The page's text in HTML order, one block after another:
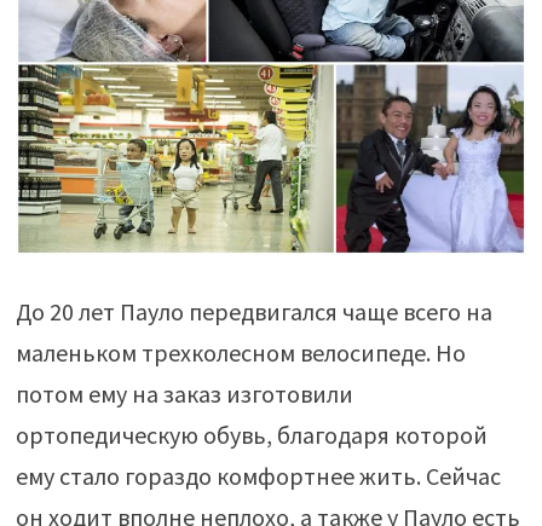
До 20 лет Пауло передвигался чаще всего на
маленьком трехколесном велосипеде. Но
потом ему на заказ изготовили
ортопедическую обувь, благодаря которой
ему стало гораздо комфортнее жить. Сейчас
он ходит вполне неплохо, а также у Пауло есть